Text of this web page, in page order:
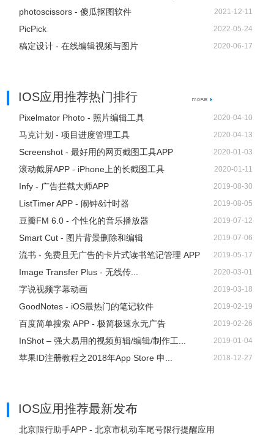
photoscissors - 傻瓜抠图软件 2021-12-11
PicPick 2022-05-24
稿定设计 - 在线编辑视频与图片 2020-06-17
IOS应用推荐热门排行
Pixelmator Photo - 照片编辑工具 2020-04-10
马克计划 - 项目进度管理工具 2020-04-13
Screenshot - 最好用的网页截图工具APP 2020-01-03
滚动截屏APP - iPhone上的长截图工具 2020-01-11
Infy - 广告拦截大师APP 2019-08-30
ListTimer APP - 闹钟&计时器 2019-08-05
豆瓣FM 6.0 - 个性化的音乐播放器 2019-07-12
Smart Cut - 图片背景删除和编辑 2019-07-06
流书 - 免费且无广告的卡片式读书笔记管理 APP 2019-05-17
Image Transfer Plus - 无线传... 2020-03-01
字说视频字幕动画 2019-03-18
GoodNotes - iOS最热门的笔记软件 2019-02-19
百度简单搜索 APP - 极简极速永无广告 2019-02-26
InShot – 强大易用的视频剪辑/编辑/制作工... 2019-01-04
苹果ID注册教程之2018年App Store 申... 2018-12-27
IOS应用推荐最新发布
北京限行助手APP - 北京市机动车尾号限行提醒应用